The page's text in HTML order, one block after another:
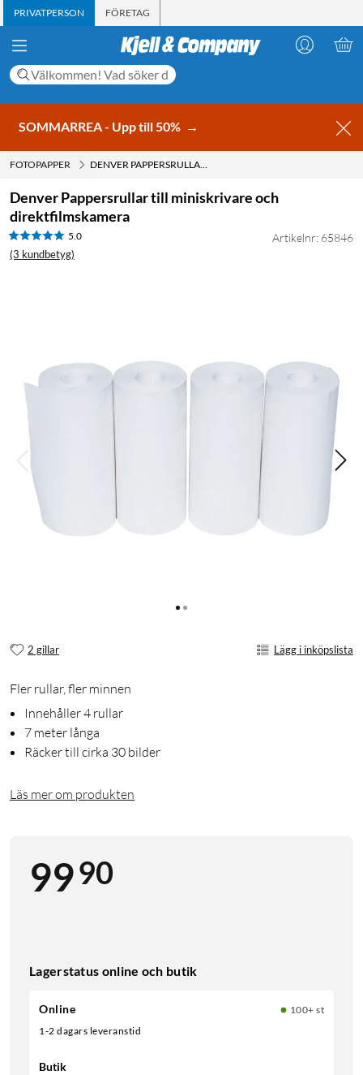
PRIVATPERSON FÖRETAG
SOMMARREA - Upp till 50% →
FOTOPAPPER DENVER PAPPERSRULLAR TILL MINISKRIVARE OCH DIREKTFILMSKAMERA
Denver Pappersrullar till miniskrivare och
direktfilmskamera
5.0
(3 kundbetyg)
Artikelnr: 65846
2 gillar Lägg i inköpslista
Fler rullar, fler minnen
Innehåller 4 rullar
7 meter långa
Räcker till cirka 30 bilder
Läs mer om produkten
9990
Lagerstatus online och butik
Online
100+ st
1-2 dagars leveranstid
Butik